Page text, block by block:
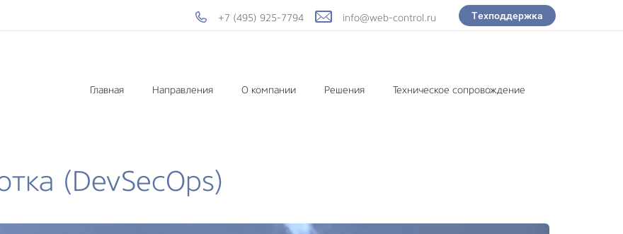
info@web-control.ru
+7 (495) 925-7794 Техподдержка
Главная Направления О компании Решения Техническое сопровождение
(DevSecOps)